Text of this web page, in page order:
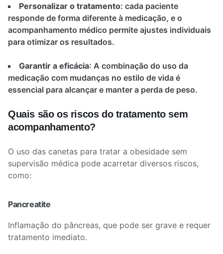
Personalizar o tratamento: cada paciente
responde de forma diferente à medicação, e o
acompanhamento médico permite ajustes individuais
para otimizar os resultados.
Garantir a eficácia: A combinação do uso da
medicação com mudanças no estilo de vida é
essencial para alcançar e manter a perda de peso.
Quais são os riscos do tratamento sem
acompanhamento?
O uso das canetas para tratar a obesidade sem
supervisão médica pode acarretar diversos riscos,
como:
Pancreatite
Inflamação do pâncreas, que pode ser grave e requer
tratamento imediato.